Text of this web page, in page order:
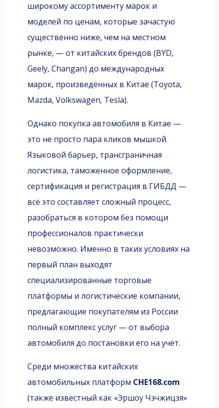
широкому ассортименту марок и
моделей по ценам, которые зачастую
существенно ниже, чем на местном
рынке, — от китайских брендов (BYD,
Geely, Changan) до международных
марок, произведённых в Китае (Toyota,
Mazda, Volkswagen, Tesla).
Однако покупка автомобиля в Китае —
это не просто пара кликов мышкой.
Языковой барьер, трансграничная
логистика, таможенное оформление,
сертификация и регистрация в ГИБДД —
всё это составляет сложный процесс,
разобраться в котором без помощи
профессионалов практически
невозможно. Именно в таких условиях на
первый план выходят
специализированные торговые
платформы и логистические компании,
предлагающие покупателям из России
полный комплекс услуг — от выбора
автомобиля до постановки его на учёт.
Среди множества китайских
автомобильных платформ CHE168.com
(также известный как «Эршоу Чэчжицзя»